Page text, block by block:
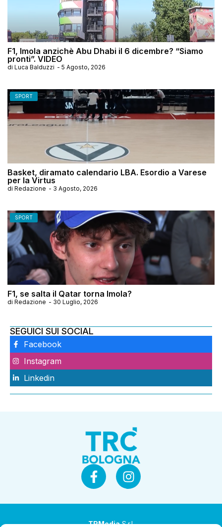
F1, Imola anzichè Abu Dhabi il 6 dicembre? “Siamo
pronti”. VIDEO
di Luca Balduzzi - 5 Agosto, 2026
SPORT
Basket, diramato calendario LBA. Esordio a Varese
per la Virtus
di Redazione - 3 Agosto, 2026
SPORT
F1, se salta il Qatar torna Imola?
di Redazione - 30 Luglio, 2026
SEGUICI SUI SOCIAL
Facebook
Instagram
Linkedin
TRMediaS.r.l.